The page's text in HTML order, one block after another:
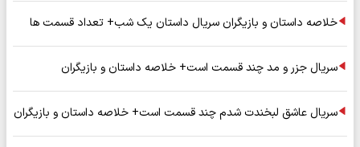
خلاصه داستان و بازیگران سریال داستان یک شب+ تعداد قسمت ها
سریال جزر و مد چند قسمت است+ خلاصه داستان و بازیگران
سریال عاشق لبخندت شدم چند قسمت است+ خلاصه داستان و بازیگران